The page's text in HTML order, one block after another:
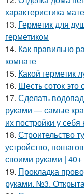
характеристика
13. Герметик для
герметиком
14. Как правильно
комнате
15. Какой герметик
16. Шесть соток это
17. Сделать
руками — самые
их постройки у
18. Строительство
устройство,
своими руками |
19. Прокладка
руками. №3.